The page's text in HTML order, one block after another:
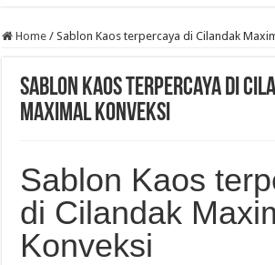
Home / Sablon Kaos terpercaya di Cilandak
Sablon Kaos terpercaya di
Maximal Konveksi
Sablon Kaos
di Cilandak
Konveksi